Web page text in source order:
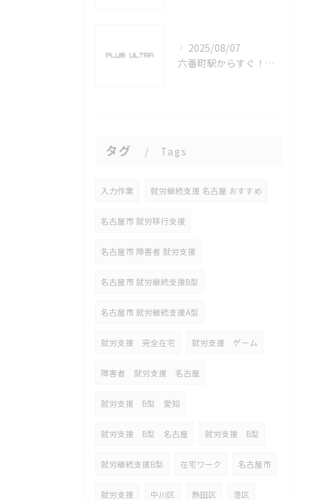
2025/08/07
六番町駅からすぐ！名古屋のeスポーツ施設で快適なプレイ環境を確保
タグ Tags
入力作業 就労継続支援 名古屋 おすすめ
名古屋市 就労移行支援
名古屋市 障害者 就労支援
名古屋市 就労継続支援B型
名古屋市 就労継続支援A型
就労支援 完全在宅 就労支援 ゲーム
障害者 就労支援 名古屋
就労支援 B型 愛知
就労支援 B型 名古屋 就労支援 B型
就労継続支援B型 在宅ワーク 名古屋市
就労支援 中川区 熱田区 港区